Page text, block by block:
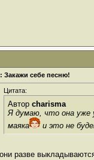
Закажи себе песню!
Цитата:
Автор charisma
Я думаю, что она уже
маяка
и это не
разве